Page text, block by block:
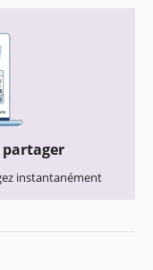
instantanément